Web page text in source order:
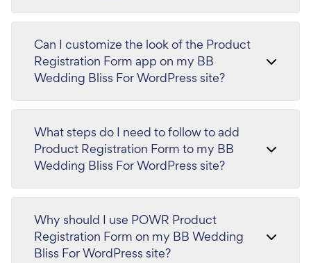
Can I customize the look of the Product
Registration Form app on my BB
Wedding Bliss For WordPress site?
What steps do I need to follow to add
Product Registration Form to my BB
Wedding Bliss For WordPress site?
Why should I use POWR Product
Registration Form on my BB Wedding
Bliss For WordPress site?